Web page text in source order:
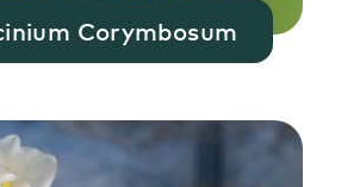
Corymbosum